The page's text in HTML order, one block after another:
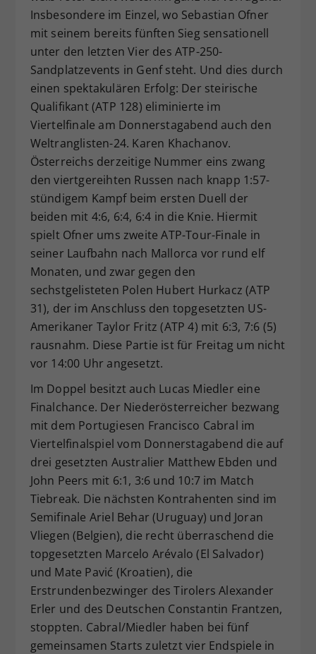
Insbesondere im Einzel, wo Sebastian Ofner
mit seinem bereits fünften Sieg sensationell
unter den letzten Vier des ATP-250-
Sandplatzevents in Genf steht. Und dies durch
einen spektakulären Erfolg: Der steirische
Qualifikant (ATP 128) eliminierte im
Viertelfinale am Donnerstagabend auch den
Weltranglisten-24. Karen Khachanov.
Österreichs derzeitige Nummer eins zwang
den viertgereihten Russen nach knapp 1:57-
stündigem Kampf beim ersten Duell der
beiden mit 4:6, 6:4, 6:4 in die Knie. Hiermit
spielt Ofner ums zweite ATP-Tour-Finale in
seiner Laufbahn nach Mallorca vor rund elf
Monaten, und zwar gegen den
sechstgelisteten Polen Hubert Hurkacz (ATP
31), der im Anschluss den topgesetzten US-
Amerikaner Taylor Fritz (ATP 4) mit 6:3, 7:6 (5)
rausnahm. Diese Partie ist für Freitag um nicht
vor 14:00 Uhr angesetzt.
Im Doppel besitzt auch Lucas Miedler eine
Finalchance. Der Niederösterreicher bezwang
mit dem Portugiesen Francisco Cabral im
Viertelfinalspiel vom Donnerstagabend die auf
drei gesetzten Australier Matthew Ebden und
John Peers mit 6:1, 3:6 und 10:7 im Match
Tiebreak. Die nächsten Kontrahenten sind im
Semifinale Ariel Behar (Uruguay) und Joran
Vliegen (Belgien), die recht überraschend die
topgesetzten Marcelo Arévalo (El Salvador)
und Mate Pavić (Kroatien), die
Erstrundenbezwinger des Tirolers Alexander
Erler und des Deutschen Constantin Frantzen,
stoppten. Cabral/Miedler haben bei fünf
gemeinsamen Starts zuletzt vier Endspiele in
Zweck
Dieser Wert speichert Ihre Consent-
Einstellungen. Unter anderem eine
zufällig generierte ID, für die
historische Speicherung Ihrer
Webseiten-Betreiber dies eingestellt
hat.